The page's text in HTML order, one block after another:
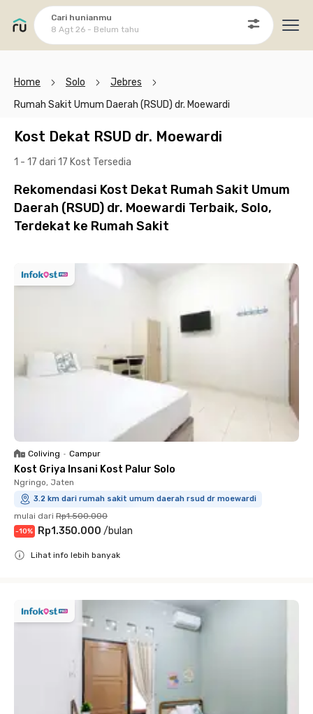
Cari hunianmu
8 Agt 26 - Belum tahu
Home Solo
Jebres
Rumah Sakit Umum Daerah (RSUD) dr. Moewardi
Kost Dekat RSUD dr. Moewardi
1 - 17 dari 17 Kost Tersedia
Rekomendasi Kost Dekat Rumah Sakit Umum
Daerah (RSUD) dr. Moewardi Terbaik, Solo,
Terdekat ke Rumah Sakit
Coliving • Campur
Kost Griya Insani Kost Palur Solo
Ngringo, Jaten
3.2 km dari rumah sakit umum daerah rsud dr moewardi
mulai dari Rp1.500.000
-10% Rp1.350.000 /bulan
Lihat info lebih banyak